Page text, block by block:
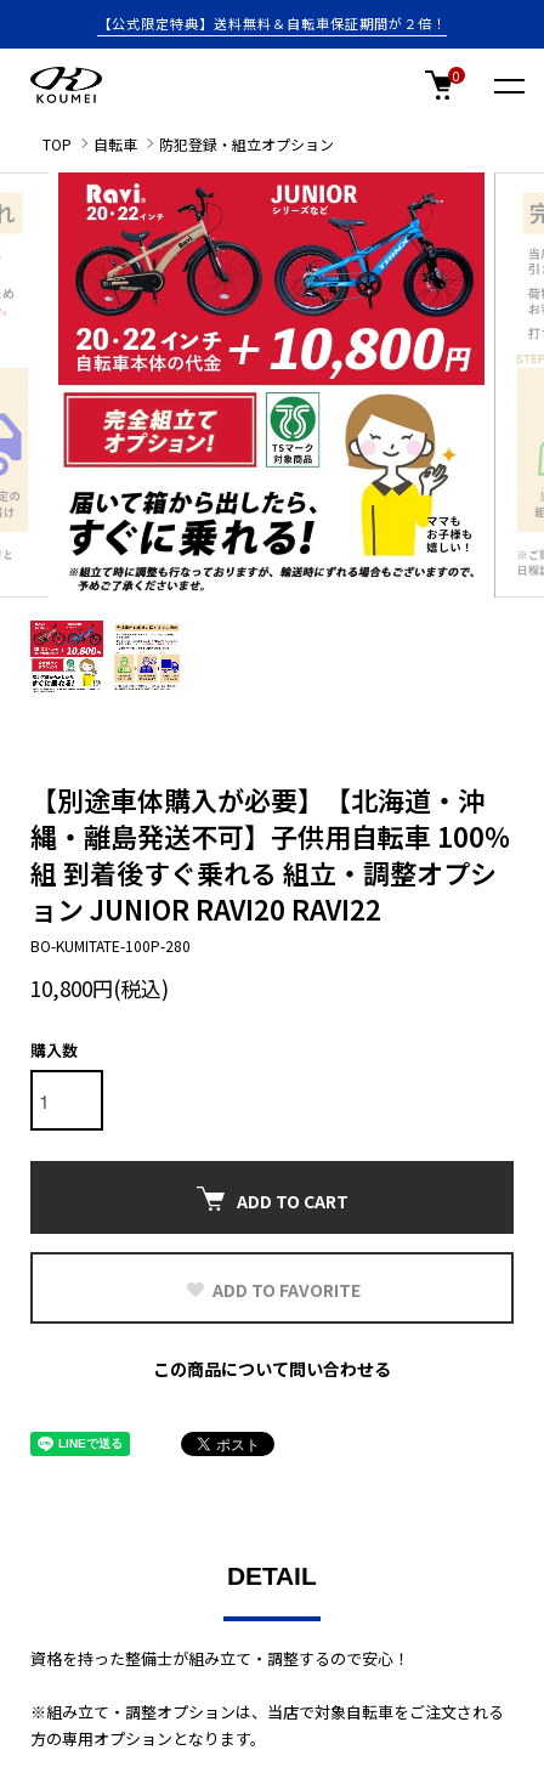
【公式限定特典】送料無料＆自転車保証期間が２倍！
0
TOP 自転車 防犯登録・組立オプション
【別途車体購入が必要】【北海道・沖
縄・離島発送不可】子供用自転車 100％
組 到着後すぐ乗れる 組立・調整オプシ
ョン JUNIOR RAVI20 RAVI22
BO-KUMITATE-100P-280
10,800円(税込)
購入数
ADD TO CART
ADD TO FAVORITE
この商品について問い合わせる
DETAIL
資格を持った整備士が組み立て・調整するので安心！
※組み立て・調整オプションは、当店で対象自転車をご注文される
方の専用オプションとなります。